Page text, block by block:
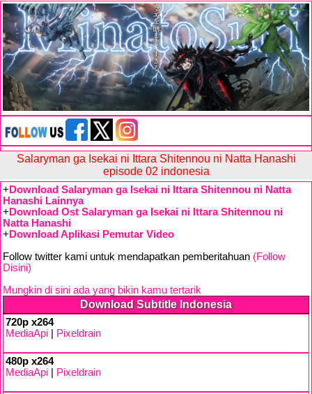
Salaryman ga Isekai ni Ittara Shitennou ni Natta Hanashi
episode 02 indonesia
+ Download Salaryman ga Isekai ni Ittara Shitennou ni Natta
Hanashi Lainnya
+ Download Ost Salaryman ga Isekai ni Ittara Shitennou ni
Natta Hanashi
+ Download Aplikasi Pemutar Video
Follow twitter kami untuk mendapatkan pemberitahuan (Follow
Disini)
Mungkin di sini ada yang bikin kamu tertarik
Download Subtitle Indonesia
720p x264
MediaApi
Pixeldrain
480p x264
MediaApi
Pixeldrain